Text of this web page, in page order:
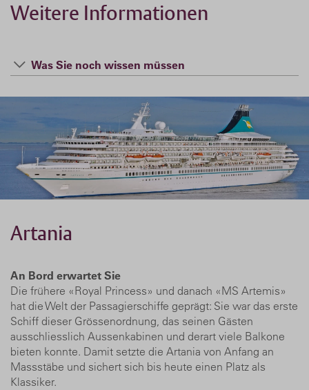
Weitere Informationen
Was Sie noch wissen müssen
Artania
An Bord erwartet Sie
Die frühere «Royal Princess» und danach «MS Artemis»
hat die Welt der Passagierschiffe geprägt: Sie war das erste
Schiff dieser Grössenordnung, das seinen Gästen
ausschliesslich Aussenkabinen und derart viele Balkone
bieten konnte. Damit setzte die Artania von Anfang an
Massstäbe und sichert sich bis heute einen Platz als
Klassiker.